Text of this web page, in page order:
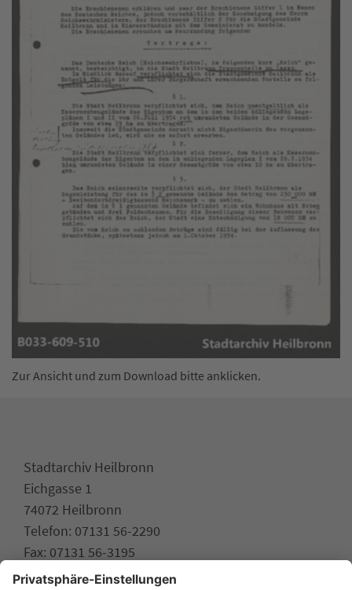
Zur Ansicht und zum Download bitte anklicken.
Stadtarchiv Heilbronn
Eichgasse 1
74072 Heilbronn
Telefon: 07131 56-2290
Fax: 07131 56-3195